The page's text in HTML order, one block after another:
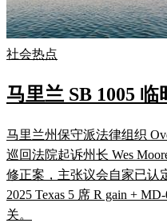
社会热点
马里兰 SB 1005 临
马里兰州保守派法律组织
巡回法院起诉州长 Wes
修正案，主张议会自家已认
2025 Texas 5 席 R gain +
关。